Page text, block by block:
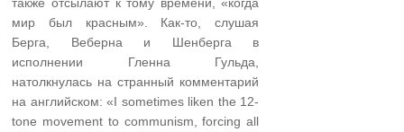
мир был красным». Как-то, слушая
Берга, Веберна и Шенберга в
исполнении Гленна Гульда,
натолкнулась на странный комментарий
на английском: «I sometimes liken the 12-
tone movement to communism, forcing all